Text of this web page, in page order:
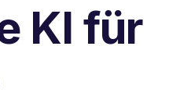
KI für